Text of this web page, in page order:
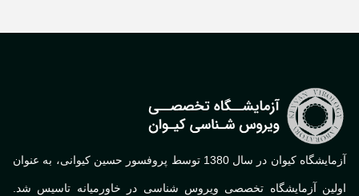
آزمایشگاه کیوان در سال 1380 توسط پروفسور حسین کیوانی، به عنوان
آزمایشگاه تخصصی ویروس شناسی در خاورمیانه تاسیس شد.